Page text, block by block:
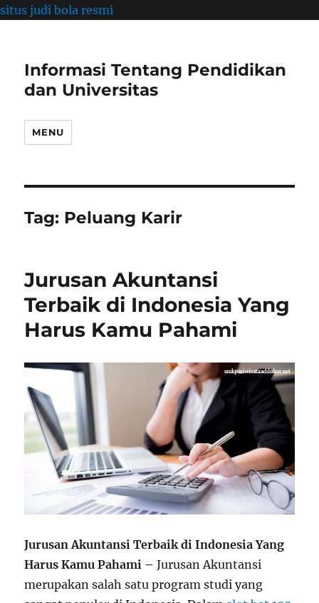
situs judi bola resmi
Informasi Tentang Pendidikan
dan Universitas
MENU
Tag: Peluang Karir
Jurusan Akuntansi
Terbaik di Indonesia Yang
Harus Kamu Pahami
Jurusan Akuntansi Terbaik di Indonesia Yang
Harus Kamu Pahami –Jurusan Akuntansi
merupakan salah satu program studi yang